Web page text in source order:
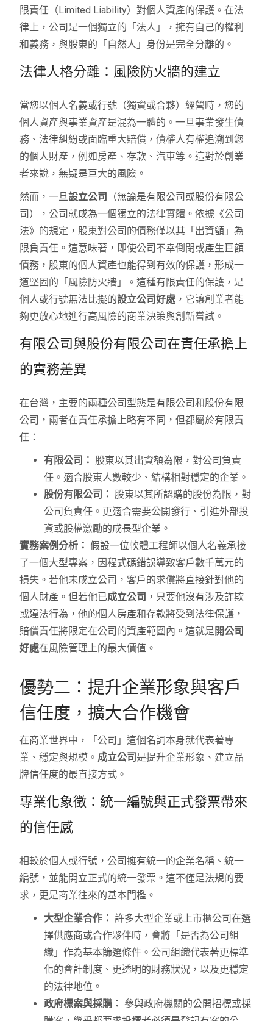
限責任（Limited Liability）對個人資產的保護。在法
律上，公司是一個獨立的「法人」，擁有自己的權利
和義務，與股東的「自然人」身份是完全分離的。
法律人格分離：風險防火牆的建立
當您以個人名義或行號（獨資或合夥）經營時，您的
個人資產與事業資產是混為一體的。一旦事業發生債
務、法律糾紛或面臨重大賠償，債權人有權追溯到您
的個人財產，例如房產、存款、汽車等。這對於創業
者來說，無疑是巨大的風險。
然而，一旦設立公司
（無論是有限公司或股份有限公
司），公司就成為一個獨立的法律實體。依據《公司
法》的規定，股東對公司的債務僅以其「出資額」為
限負責任。這意味著，即使公司不幸倒閉或產生巨額
債務，股東的個人資產也能得到有效的保護，形成一
道堅固的「風險防火牆」。這種有限責任的保護，是
個人或行號無法比擬的設立公司好處 ，它讓創業者能
夠更放心地進行高風險的商業決策與創新嘗試。
有限公司與股份有限公司在責任承擔上
的實務差異
在台灣，主要的兩種公司型態是有限公司和股份有限
公司，兩者在責任承擔上略有不同，但都屬於有限責
任：
有限公司： 股東以其出資額為限，對公司負責
任。適合股東人數較少、結構相對穩定的企業。
股份有限公司： 股東以其所認購的股份為限，對
公司負責任。更適合需要公開發行、引進外部投
資或股權激勵的成長型企業。
實務案例分析： 假設一位軟體工程師以個人名義承接
了一個大型專案，因程式碼錯誤導致客戶數千萬元的
損失。若他未成立公司，客戶的求償將直接針對他的
個人財產。但若他已成立公司 ，只要他沒有涉及詐欺
或違法行為，他的個人房產和存款將受到法律保護，
賠償責任將限定在公司的資產範圍內。這就是 開公司
好處在風險管理上的最大價值。
優勢二：提升企業形象與客戶
信任度，擴大合作機會
在商業世界中，「公司」這個名詞本身就代表著專
業、穩定與規模。 成立公司 是提升企業形象、建立品
牌信任度的最直接方式。
專業化象徵：統一編號與正式發票帶來
的信任感
相較於個人或行號，公司擁有統一的企業名稱、統一
編號，並能開立正式的統一發票。這不僅是法規的要
求，更是商業往來的基本門檻。
大型企業合作： 許多大型企業或上市櫃公司在選
擇供應商或合作夥伴時，會將「是否為公司組
織」作為基本篩選條件。公司組織代表著更標準
化的會計制度、更透明的財務狀況，以及更穩定
的法律地位。
政府標案與採購： 參與政府機關的公開招標或採